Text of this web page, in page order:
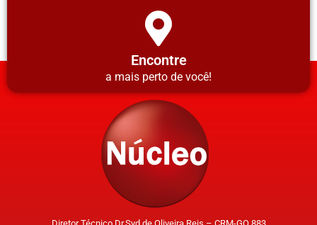
Encontre
a mais perto de você!